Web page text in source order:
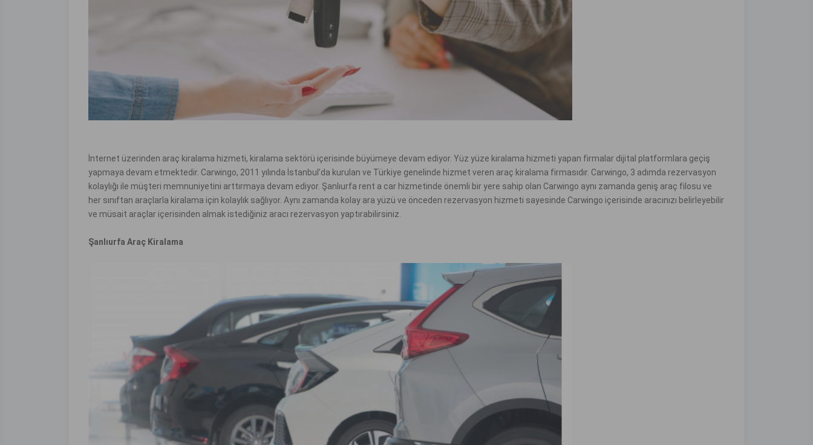
İnternet üzerinden araç kiralama hizmeti, kiralama sektörü içerisinde büyümeye devam ediyor. Yüz yüze kiralama hizmeti yapan firmalar dijital platformlara geçiş
yapmaya devam etmektedir. Carwingo, 2011 yılında İstanbul’da kurulan ve Türkiye genelinde hizmet veren araç kiralama firmasıdır. Carwingo, 3 adımda rezervasyon
kolaylığı ile müşteri memnuniyetini arttırmaya devam ediyor. Şanlıurfa rent a car hizmetinde önemli bir yere sahip olan Carwingo aynı zamanda geniş araç filosu ve
her sınıftan araçlarla kiralama için kolaylık sağlıyor. Aynı zamanda kolay ara yüzü ve önceden rezervasyon hizmeti sayesinde Carwingo içerisinde aracınızı belirleyebilir
ve müsait araçlar içerisinden almak istediğiniz aracı rezervasyon yaptırabilirsiniz.
Şanlıurfa Araç Kiralama